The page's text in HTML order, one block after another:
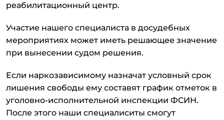
реабилитационный центр.
Участие нашего специалиста в досудебных
мероприятиях может иметь решающее значение
при вынесении судом решения.
Если наркозависимому назначат условный срок
лишения свободы ему составят график отметок в
уголовно-исполнительной инспекции ФСИН.
После этого наши специалиситы смогут